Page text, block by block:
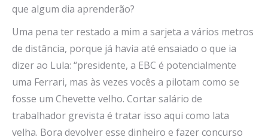
que algum dia aprenderão?
Uma pena ter restado a mim a sarjeta a vários metros
de distância, porque já havia até ensaiado o que ia
dizer ao Lula: “presidente, a EBC é potencialmente
uma Ferrari, mas às vezes vocês a pilotam como se
fosse um Chevette velho. Cortar salário de
trabalhador grevista é tratar isso aqui como lata
velha. Bora devolver esse dinheiro e fazer concurso